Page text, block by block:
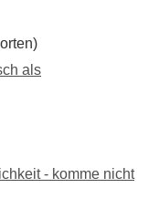
als
- komme nicht